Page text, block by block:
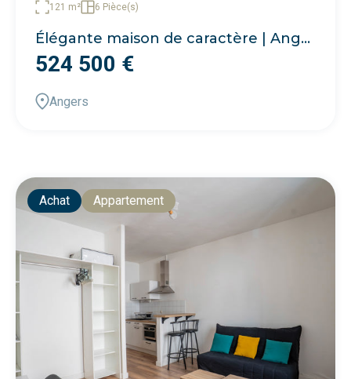
121 m² 6 Pièce(s)
Élégante maison de caractère | Angers - Gare
524 500 €
Angers
Achat Appartement